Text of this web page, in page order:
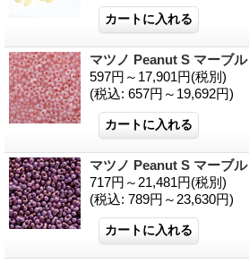
マツノ Peanut S マーブル
597円～17,901円(税別)
(税込: 657円～19,692円)
マツノ Peanut S マーブル
717円～21,481円(税別)
(税込: 789円～23,630円)